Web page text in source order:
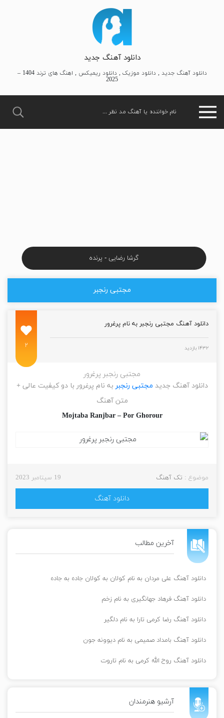
دانلود آهنگ جدید
دانلود آهنگ جدید , دانلود موزیک , دانلود ریمیکس , اهنگ های ترند 1404 –
2025
گرشا رضایی - پرنده
آخرین مطالب
دانلود آهنگ علی مردان به نام کولان به کولان جاده به جاده
دانلود آهنگ فرهاد جهانگیری به نام زخم
دانلود آهنگ رضا کرمی تارا به نام دلگیر
دانلود آهنگ بامداد صمیمی به نام دیوونه جون
دانلود آهنگ روح الله کرمی به نام تاروت
آرشیو هنرمندان
مجتبی رنجبر
دانلود آهنگ مجتبی رنجبر به نام پرغرور
۱۴۳۲ بازدید ۲
مجتبی رنجبر پرغرور
دانلود آهنگ جدید مجتبی رنجبر به نام پرغرور با دو کیفیت عالی +
متن آهنگ
Mojtaba Ranjbar – Por Ghorour
موضوع : تک آهنگ 19 سپتامبر 2023
دانلود آهنگ